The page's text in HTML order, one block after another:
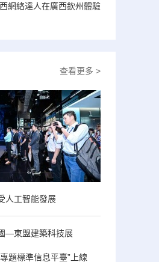
網絡達人在廣西欽州體驗
查看更多 >
人工智能發展
—東盟建築科技展
題標準信息平臺”上線